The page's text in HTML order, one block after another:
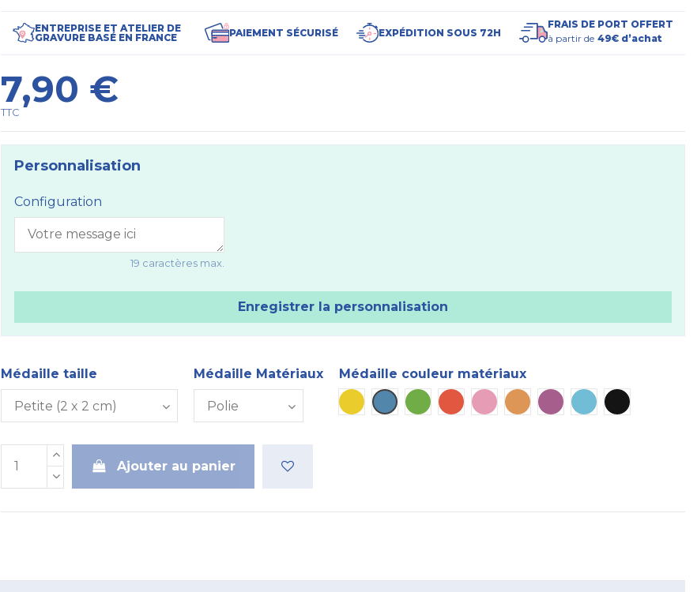
ENTREPRISE ET ATELIER DE
GRAVURE BASÉ EN FRANCE
PAIEMENT SÉCURISÉ EXPÉDITION SOUS 72H
FRAIS DE PORT OFFERT
à partir de 49€ d’achat
7,90 €
TTC
Personnalisation
Configuration
19 caractères max.
Enregistrer la personnalisation
Médaille taille Médaille Matériaux
Médaille couleur matériaux
Dorée Bleu Vert Rouge Rose OrangeViolet Bleu cielNoir
Ajouter au panier